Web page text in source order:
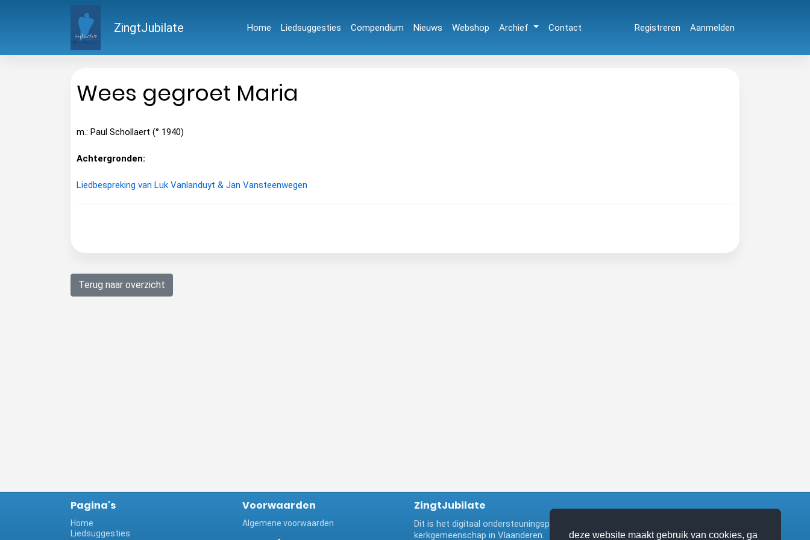
ZingtJubilate Home Liedsuggesties Compendium Nieuws Webshop Archief Contact Registreren Aanmelden
Wees gegroet Maria
m.: Paul Schollaert (° 1940)
Achtergronden:
Liedbespreking van Luk Vanlanduyt & Jan Vansteenwegen
Terug naar overzicht
Pagina's
Home
Liedsuggesties
Voorwaarden
Algemene voorwaarden
ZingtJubilate
Dit is het digitaal ondersteuningsplatform bij het zangboek van de katholieke
kerkgemeenschap in Vlaanderen.
deze website maakt gebruik van cookies, ga